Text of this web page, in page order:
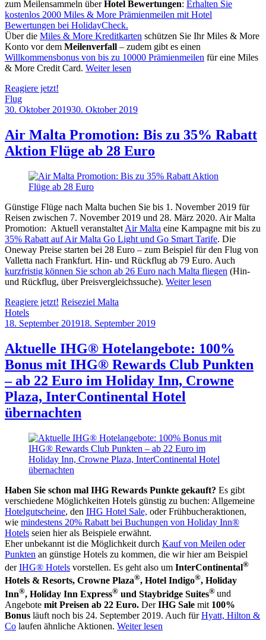
zum Meilensammeln überHotel Bewertungen: Erhalten Sie
kostenlos 2000 Miles & More Prämienmeilen mit Hotel
Bewertungen bei HolidayCheck.
Über die Miles & More Kreditkarten schützen Sie Ihr Miles & More
Konto vor dem Meilenverfall – zudem gibt es einen
Willkommensbonus von bis zu 10000 Prämienmeilen für eine Miles
& More Credit Card. Weiter lesen
Reagiere jetzt!
Flug
30. Oktober 201930. Oktober 2019
Allan
Air Malta Promotion: Bis zu 35% Rabatt
Aktion Flüge ab 28 Euro
Günstige Flüge nach Malta buchen Sie bis 1. November 2019 für
Reisen zwischen 7. November 2019 und 28. März 2020. Air Malta
Promotion: Aktuell veranstaltet Air Malta eine Kampagne mit bis zu
35% Rabatt auf Air Malta Go Light und Go Smart Tarife. Die
Oneway Preise starten bei 28 Euro – zum Beispiel für den Flug von
Valletta nach Frankfurt. Hin- und Rückflug ab 79 Euro. Auch
kurzfristig können Sie schon ab 26 Euro nach Malta fliegen (Hin-
und Rückflug, über Preisvergleichssuche). Weiter lesen
Reagiere jetzt! Reiseziel Malta
Hotels
18. September 201918. September 2019
Allan
Aktuelle IHG® Hotelangebote: 100%
Bonus mit IHG® Rewards Club Punkten
– ab 22 Euro im Holiday Inn, Crowne
Plaza, InterContinental Hotel
übernachten
Haben Sie schon mal IHG Rewards Punkte gekauft? Es gibt
verschiedene Möglichkeiten Hotels günstig zu buchen: Allgemeine
Hotelgutscheine, den IHG Hotel Sale, oder Frühbucheraktionen,
wie mindestens 20% Rabatt bei Buchungen von Holiday Inn®
Hotels seien hier als Beispiele erwähnt.
Eher unbekannt ist die Möglichkeit durch Kauf von Meilen oder
Punkten an günstige Hotels zu kommen, die wir hier am Beispiel
derIHG® Hotels vorstellen. Es geht also um InterContinental®
Hotels & Resorts, Crowne Plaza®, Hotel Indigo®, Holiday
Inn®, Holiday Inn Express® und Staybridge Suites® und
Angebote mit Preisen ab 22 Euro. DerIHG Sale mit 100%
Bonus läuft noch bis 24. September 2019. Auch fürHyatt, Hilton &
Co laufen ähnliche Aktionen. Weiter lesen